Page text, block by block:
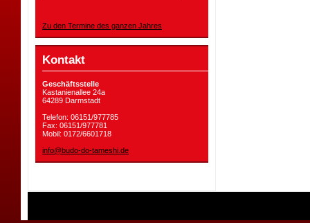
Zu den Termine des ganzen Jahres
Kontakt
Geschäftsstelle
Kastanienallee 24a
64289 Darmstadt
Telefon: 06151/977785
Fax: 06151/977781
Mobil: 0172/6601718
info@budo-do-tameshi.de